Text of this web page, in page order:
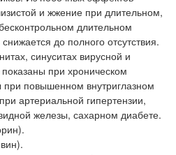
и жжение при длительном,
длительном
до полного отсутствия.
синуситах вирусной и
при хроническом
повышенном внутриглазном
артериальной гипертензии,
железы, сахарном диабете.